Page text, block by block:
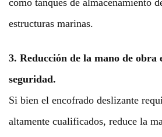
estructuras marinas.
3. Reducción de la mano de obra
seguridad.
Si bien el encofrado deslizante
altamente cualificados, reduce la